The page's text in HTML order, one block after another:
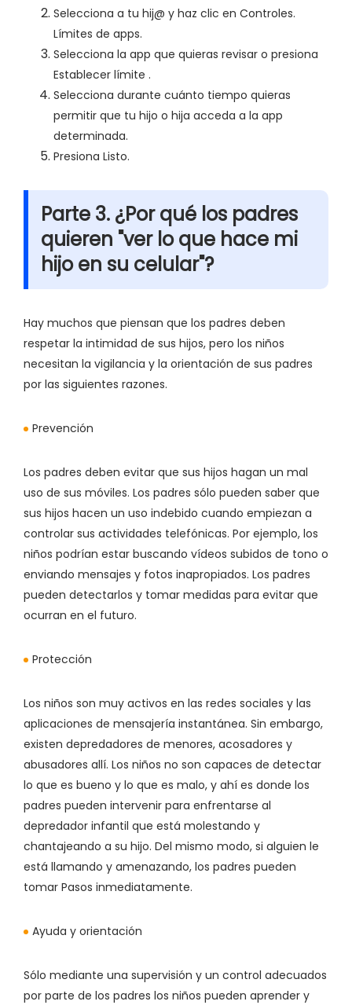
Selecciona a tu hij@ y haz clic en Controles.
Límites de apps.
Selecciona la app que quieras revisar o presiona
Establecer límite .
Selecciona durante cuánto tiempo quieras
permitir que tu hijo o hija acceda a la app
determinada.
Presiona Listo.
Parte 3. ¿Por qué los padres
quieren "ver lo que hace mi
hijo en su celular"?
Hay muchos que piensan que los padres deben
respetar la intimidad de sus hijos, pero los niños
necesitan la vigilancia y la orientación de sus padres
por las siguientes razones.
Prevención
Los padres deben evitar que sus hijos hagan un mal
uso de sus móviles. Los padres sólo pueden saber que
sus hijos hacen un uso indebido cuando empiezan a
controlar sus actividades telefónicas. Por ejemplo, los
niños podrían estar buscando vídeos subidos de tono o
enviando mensajes y fotos inapropiados. Los padres
pueden detectarlos y tomar medidas para evitar que
ocurran en el futuro.
Protección
Los niños son muy activos en las redes sociales y las
aplicaciones de mensajería instantánea. Sin embargo,
existen depredadores de menores, acosadores y
abusadores allí. Los niños no son capaces de detectar
lo que es bueno y lo que es malo, y ahí es donde los
padres pueden intervenir para enfrentarse al
depredador infantil que está molestando y
chantajeando a su hijo. Del mismo modo, si alguien le
está llamando y amenazando, los padres pueden
tomar Pasos inmediatamente.
Ayuda y orientación
Sólo mediante una supervisión y un control adecuados
por parte de los padres los niños pueden aprender y